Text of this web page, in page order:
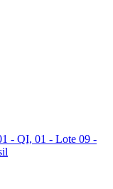
- QI, 01 - Lote 09 -